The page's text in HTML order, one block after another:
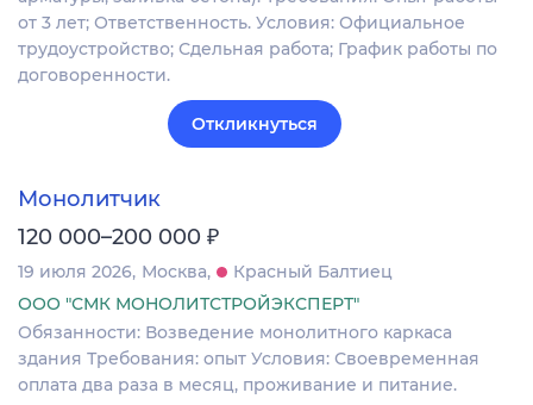
от 3 лет; Ответственность. Условия: Официальное
трудоустройство; Сдельная работа; График работы по
договоренности.
Откликнуться
Монолитчик
120 000–200 000 ₽
19 июля 2026 Москва
Красный Балтиец
ООО "СМК МОНОЛИТСТРОЙЭКСПЕРТ"
Обязанности: Возведение монолитного каркаса
здания Требования: опыт Условия: Своевременная
оплата два раза в месяц, проживание и питание.